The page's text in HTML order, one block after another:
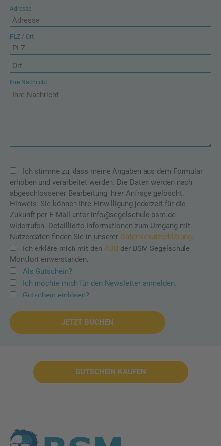
Adresse
PLZ / Ort
Ihre Nachricht
Ich stimme zu, dass meine Angaben aus dem Formular
erhoben und verarbeitet werden. Die Daten werden nach
abgeschlossener Bearbeitung Ihrer Anfrage gelöscht.
Hinweis: Sie können Ihre Einwilligung jederzeit für die
Zukunft per E-Mail unter info@segelschule-bsm.de
widerrufen. Detaillierte Informationen zum Umgang mit
Nutzerdaten finden Sie in unserer Datenschutzerklärung.
Ich erkläre mich mit den AGBder BSM Segelschule
Montfort einverstanden.
Als Gutschein?
Ich möchte mich für den Newsletter anmelden.
Gutschein einlösen?
GUTSCHEIN KAUFEN